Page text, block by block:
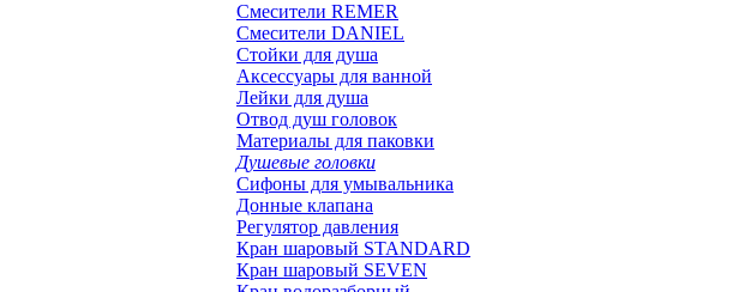
Смесители REMER
Смесители DANIEL
Стойки для душа
Аксессуары для ванной
Лейки для душа
Отвод душ головок
Материалы для паковки
Душевые головки
Сифоны для умывальника
Донные клапана
Регулятор давления
Кран шаровый STANDARD
Кран шаровый SEVEN